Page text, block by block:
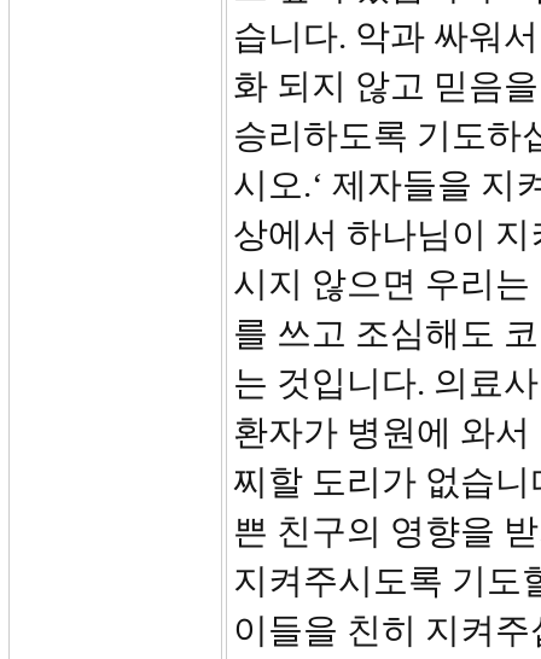
습니다. 악과 싸워
화 되지 않고 믿음
승리하도록 기도하
시오.‘ 제자들을 지
상에서 하나님이
시지 않으면 우리
를 쓰고 조심해도
는 것입니다. 의료
환자가 병원에 와
찌할 도리가 없습
쁜 친구의 영향을
지켜주시도록 기도
이들을 친히 지켜